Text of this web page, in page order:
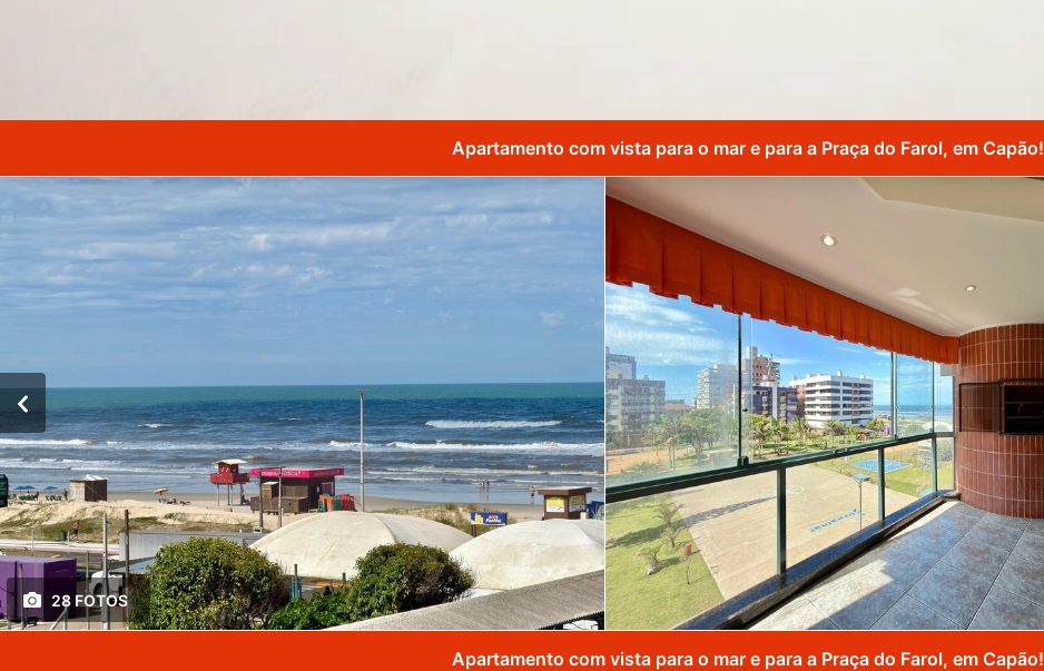
Apartamento com vista para o mar e para a Praça do Farol, em Capão!
28 FOTOS
Apartamento com vista para o mar e para a Praça do Farol, em Capão!